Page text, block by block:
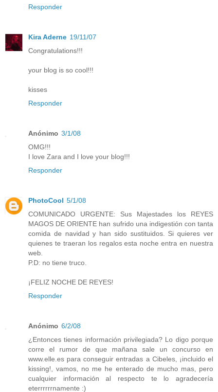
Responder
Kira Aderne 19/11/07
Congratulations!!!
your blog is so cool!!!
kisses
Responder
Anónimo 3/1/08
OMG!!!
I love Zara and I love your blog!!!
Responder
PhotoCool 5/1/08
COMUNICADO URGENTE: Sus Majestades los REYES
MAGOS DE ORIENTE han sufrido una indigestión con tanta
comida de navidad y han sido sustituidos. Si quieres ver
quienes te traeran los regalos esta noche entra en nuestra
web.
P.D: no tiene truco.
¡FELIZ NOCHE DE REYES!
Responder
Anónimo 6/2/08
¿Entonces tienes información privilegiada? Lo digo porque
corre el rumor de que mañana sale un concurso en
www.elle.es para conseguir entradas a Cibeles, ¡incluido el
kissing!, vamos, no me he enterado de mucho mas, pero
cualquier información al respecto te lo agradecería
eterrrrrrnamente :)